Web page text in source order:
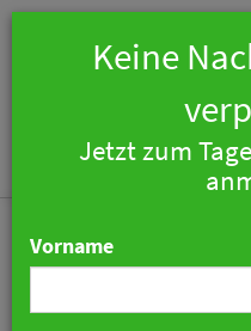
Keine
Jetzt zum
Vorname